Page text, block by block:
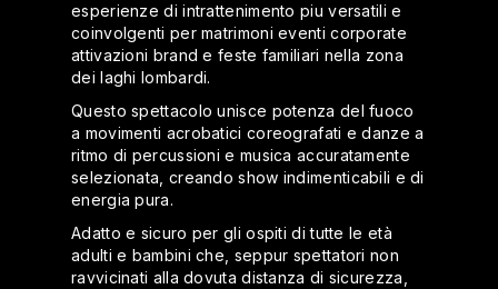
esperienze di intrattenimento piu versatili e
coinvolgenti per matrimoni eventi corporate
attivazioni brand e feste familiari nella zona
dei laghi lombardi.
Questo spettacolo unisce potenza del fuoco
a movimenti acrobatici coreografati e danze a
ritmo di percussioni e musica accuratamente
selezionata, creando show indimenticabili e di
energia pura.
Adatto e sicuro per gli ospiti di tutte le età
adulti e bambini che, seppur spettatori non
ravvicinati alla dovuta distanza di sicurezza,